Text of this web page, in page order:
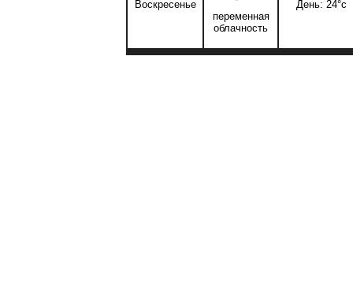
Воскресенье
переменная
облачность
День: 24°c